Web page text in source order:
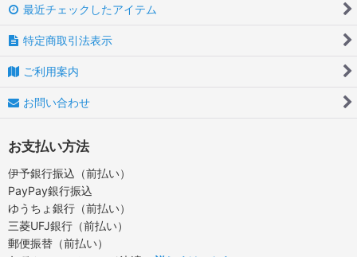
最近チェックしたアイテム
特定商取引法表示
ご利用案内
お問い合わせ
お支払い方法
伊予銀行振込（前払い）
PayPay銀行振込
ゆうちょ銀行（前払い）
三菱UFJ銀行（前払い）
郵便振替（前払い）